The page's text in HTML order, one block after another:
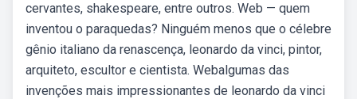
cervantes, shakespeare, entre outros. Web — quem
inventou o paraquedas? Ninguém menos que o célebre
gênio italiano da renascença, leonardo da vinci, pintor,
arquiteto, escultor e cientista. Webalgumas das
invenções mais impressionantes de leonardo da vinci